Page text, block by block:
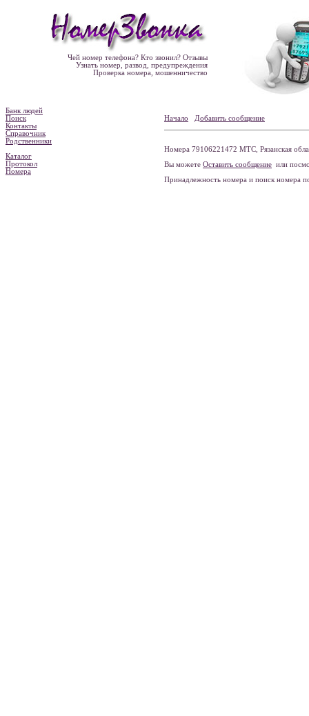
Чей номер телефона? Кто звонил? Отзывы
Узнать номер, развод, предупреждения
Проверка номера, мошенничество
Банк людей
Поиск
Контакты
Справочник
Родственники
Каталог
Протокол
Номера
Начало Добавить сообщение
Номера 79106221472 МТС, Рязанская
Вы можете Оставить сообщение или
Принадлежность номера и поиск номера